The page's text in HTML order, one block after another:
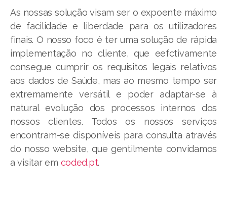
As nossas solução visam ser o expoente máximo
de facilidade e liberdade para os utilizadores
finais. O nosso foco é ter uma solução de rápida
implementação no cliente, que eefctivamente
consegue cumprir os requisitos legais relativos
aos dados de Saúde, mas ao mesmo tempo ser
extremamente versátil e poder adaptar-se à
natural evolução dos processos internos dos
nossos clientes. Todos os nossos serviços
encontram-se disponíveis para consulta através
do nosso website, que gentilmente convidamos
a visitar em coded.pt.